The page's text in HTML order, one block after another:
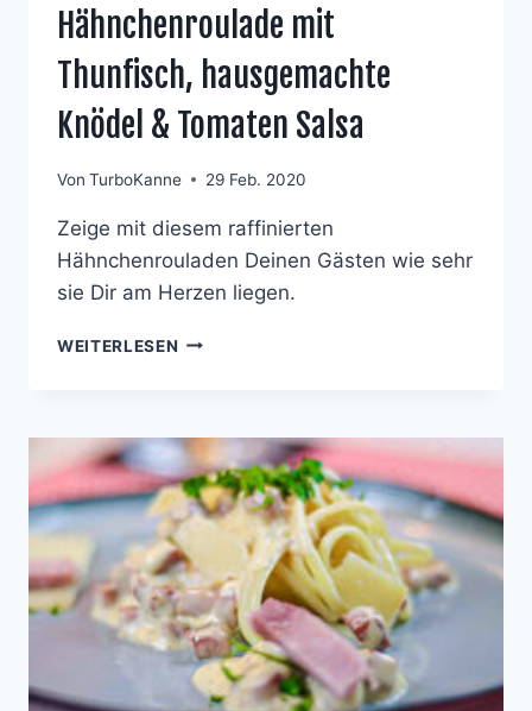
Hähnchenroulade mit
Thunfisch, hausgemachte
Knödel & Tomaten Salsa
Von TurboKanne 29 Feb. 2020
Zeige mit diesem raffinierten
Hähnchenrouladen Deinen Gästen wie sehr
sie Dir am Herzen liegen.
WEITERLESEN HÄHNCHENROULADE
KNÖDEL
&
TOMATEN
SALSA